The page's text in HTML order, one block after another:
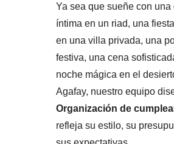
Ya sea que sueñe con una
íntima en un riad, una
en una villa privada, una
festiva, una cena
noche mágica en el
Agafay, nuestro equipo
Organización de
refleja su estilo, su